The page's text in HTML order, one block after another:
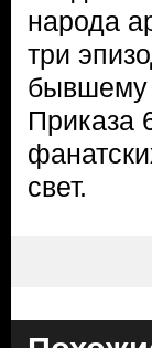
народа
три
бывшему
Приказа
свет.